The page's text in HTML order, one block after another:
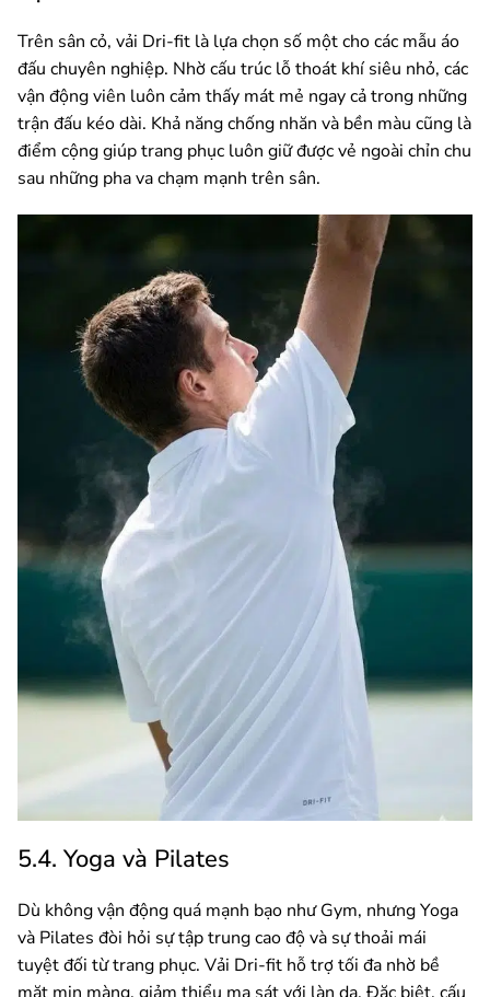
Trên sân cỏ, vải Dri-fit là lựa chọn số một cho các mẫu áo
đấu chuyên nghiệp. Nhờ cấu trúc lỗ thoát khí siêu nhỏ, các
vận động viên luôn cảm thấy mát mẻ ngay cả trong những
trận đấu kéo dài. Khả năng chống nhăn và bền màu cũng là
điểm cộng giúp trang phục luôn giữ được vẻ ngoài chỉn chu
sau những pha va chạm mạnh trên sân.
5.4. Yoga và Pilates
Dù không vận động quá mạnh bạo như Gym, nhưng Yoga
và Pilates đòi hỏi sự tập trung cao độ và sự thoải mái
tuyệt đối từ trang phục. Vải Dri-fit hỗ trợ tối đa nhờ bề